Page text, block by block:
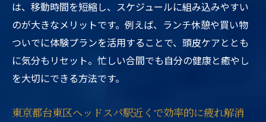
は、移動時間を短縮し、スケジュールに組み込みやすい
のが大きなメリットです。例えば、ランチ休憩や買い物
ついでに体験プランを活用することで、頭皮ケアととも
に気分もリセット。忙しい合間でも自分の健康と癒やし
を大切にできる方法です。
東京都台東区ヘッドスパ駅近くで効率的に疲れ解消